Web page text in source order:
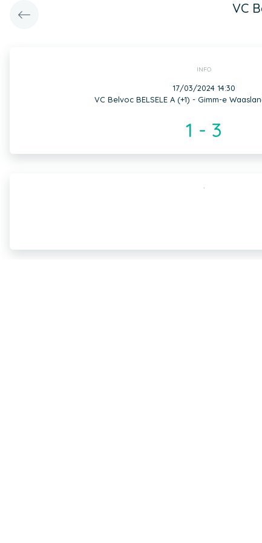
VC
INFO
17/03/2024 14:30
VC Belvoc BELSELE A (+1) - Gimm-e
1 - 3
,